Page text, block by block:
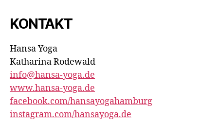
KONTAKT
Hansa Yoga
Katharina Rodewald
info@hansa-yoga.de
www.hansa-yoga.de
facebook.com/hansayogahamburg
instagram.com/hansayoga.de